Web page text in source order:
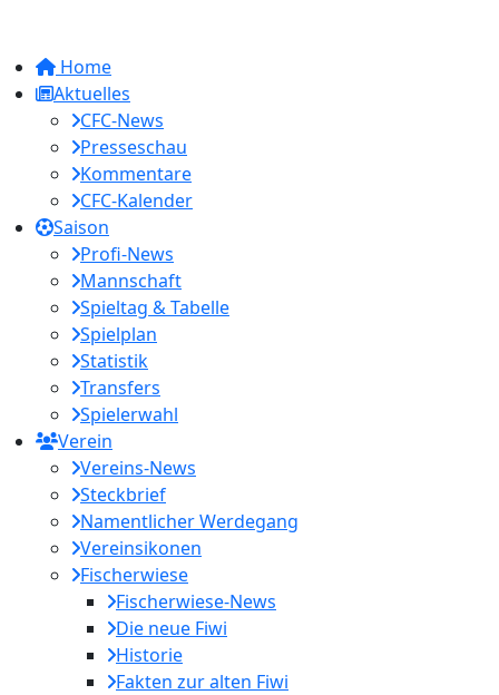
Home
Aktuelles
CFC-News
Presseschau
Kommentare
CFC-Kalender
Saison
Profi-News
Mannschaft
Spieltag & Tabelle
Spielplan
Statistik
Transfers
Spielerwahl
Verein
Vereins-News
Steckbrief
Namentlicher Werdegang
Vereinsikonen
Fischerwiese
Fischerwiese-News
Die neue Fiwi
Historie
Fakten zur alten Fiwi